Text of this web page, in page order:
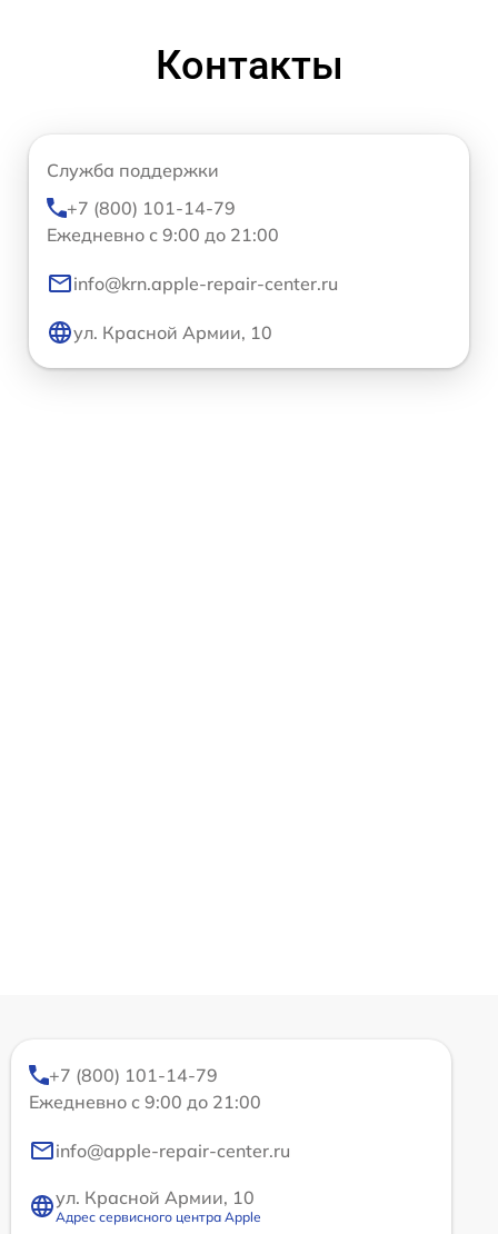
Контакты
Служба поддержки
+7 (800) 101-14-79
Ежедневно с 9:00 до 21:00
info@krn.apple-repair-center.ru
ул. Красной Армии, 10
+7 (800) 101-14-79
Ежедневно с 9:00 до 21:00
info@apple-repair-center.ru
ул. Красной Армии, 10
Адрес сервисного центра Apple